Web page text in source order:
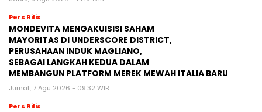
Pers Rilis
MONDEVITA MENGAKUISISI SAHAM
MAYORITAS DI UNDERSCORE DISTRICT,
PERUSAHAAN INDUK MAGLIANO,
SEBAGAI LANGKAH KEDUA DALAM
MEMBANGUN PLATFORM MEREK MEWAH ITALIA BARU
Jumat, 7 Agu 2026 - 09:32 WIB
Pers Rilis